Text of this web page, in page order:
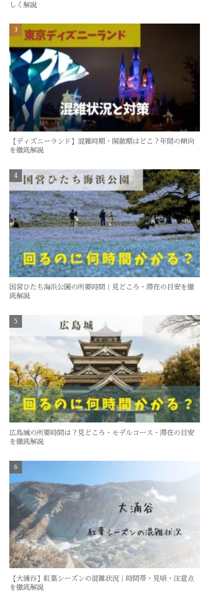
しく解説
【ディズニーランド】混雑時期・閑散期はどこ？年間の傾向
を徹底解説
国営ひたち海浜公園の所要時間｜見どころ・滞在の目安を徹
底解説
広島城の所要時間は？見どころ・モデルコース・滞在の目安
を徹底解説
【大涌谷】紅葉シーズンの混雑状況｜時間帯・見頃・注意点
を徹底解説